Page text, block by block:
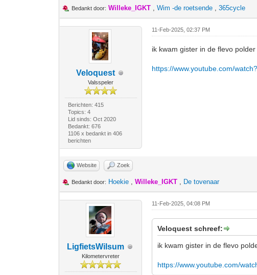
Bedankt door: Willeke_IGKT ,Wim -de roetsende ,365cycle
Veloquest
Valsspeler
Berichten: 415
Topics: 4
Lid sinds: Oct 2020
Bedankt: 676
1106 x bedankt in 406
berichten
11-Feb-2025, 02:37 PM
ik kwam gister in de flevo
https://www.youtube.com/
Website Zoek
Bedankt door: Hoekie ,Willeke_IGKT , De tovenaar
LigfietsWilsum
Kilometervreter
11-Feb-2025, 04:08 PM
Veloquest schreef:
ik kwam gister in de flevo
https://www.youtube.com/